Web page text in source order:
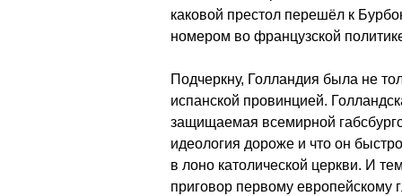
каковой престол перешёл к
номером во французской
Подчеркну, Голландия была не
испанской провинцией.
защищаемая всемирной
идеология дороже и что он
в лоно католической церкви. И
приговор первому европейскому